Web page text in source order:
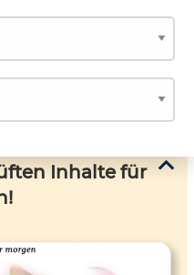
Inhalte für